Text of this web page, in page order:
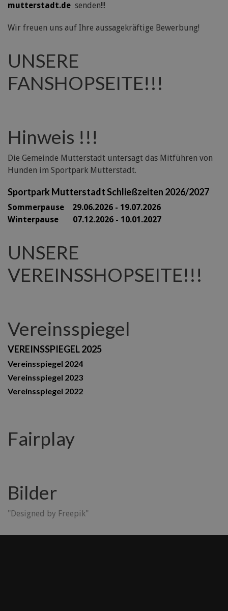
mutterstadt.de senden!!!
Wir freuen uns auf Ihre aussagekräftige Bewerbung!
UNSERE
FANSHOPSEITE!!!
Hinweis !!!
Die Gemeinde Mutterstadt untersagt das Mitführen von
Hunden im Sportpark Mutterstadt.
Sportpark Mutterstadt Schließzeiten 2026/2027
Sommerpause 29.06.2026 - 19.07.2026
Winterpause 07.12.2026 - 10.01.2027
UNSERE
VEREINSSHOPSEITE!!!
Vereinsspiegel
VEREINSSPIEGEL 2025
Vereinsspiegel 2024
Vereinsspiegel 2023
Vereinsspiegel 2022
Fairplay
Bilder
"Designed by Freepik"